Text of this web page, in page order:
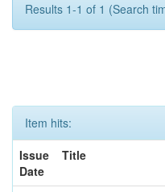
Results 1-1 of 1 (Search
Item hits:
Issue
Date
Title